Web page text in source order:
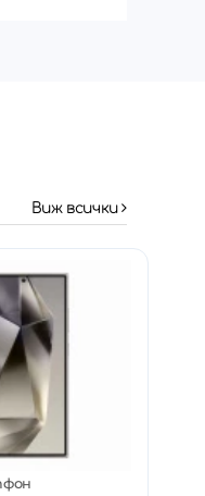
Виж всички